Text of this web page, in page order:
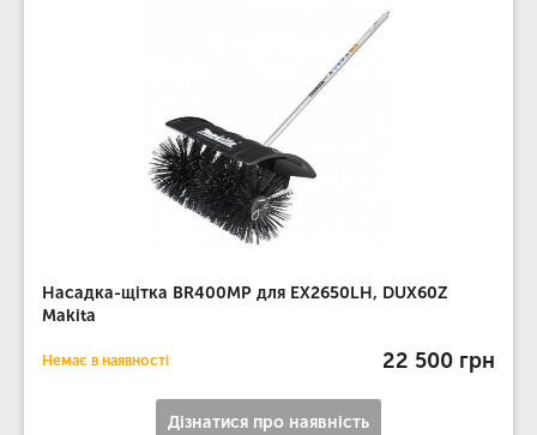
Насадка-щітка BR400MP для EX2650LH, DUX60Z
Makita
Немає в наявності 22 500 грн
Дізнатися про наявність